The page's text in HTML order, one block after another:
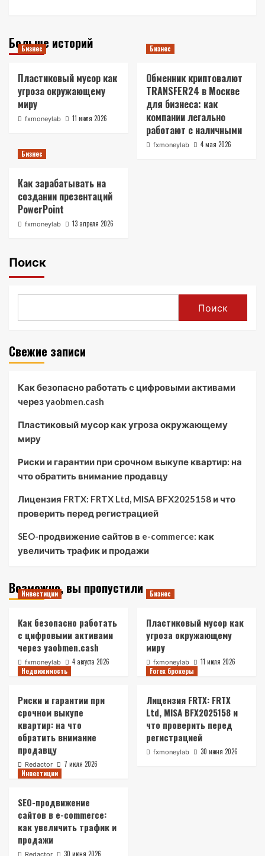
Больше историй
Бизнес
Пластиковый мусор как
угроза окружающему
миру
fxmoneylab 11 июля 2026
Бизнес
Обменник криптовалют
TRANSFER24 в Москве
для бизнеса: как
компании легально
работают с наличными
fxmoneylab
4 мая 2026
Бизнес
Как зарабатывать на
создании презентаций
PowerPoint
fxmoneylab 13 апреля 2026
Поиск
Поиск
Свежие записи
Как безопасно работать с цифровыми активами
через yaobmen.cash
Пластиковый мусор как угроза окружающему
миру
Риски и гарантии при срочном выкупе квартир: на
что обратить внимание продавцу
Лицензия FRTX: FRTX Ltd, MISA BFX2025158 и что
проверить перед регистрацией
SEO-продвижение сайтов в e-commerce: как
увеличить трафик и продажи
Возможно, вы пропустили
Инвестиции
Как безопасно работать
с цифровыми активами
через yaobmen.cash
fxmoneylab 4 августа 2026
Бизнес
Пластиковый мусор как
угроза окружающему
миру
fxmoneylab
11 июля 2026
Недвижимость
Риски и гарантии при
срочном выкупе
квартир: на что
обратить внимание
продавцу
Redactor 7 июля 2026
Forex брокеры
Лицензия FRTX: FRTX
Ltd, MISA BFX2025158 и
что проверить перед
регистрацией
fxmoneylab 30 июня 2026
Инвестиции
SEO-продвижение
сайтов в e-commerce:
как увеличить трафик и
продажи
30 июня 2026